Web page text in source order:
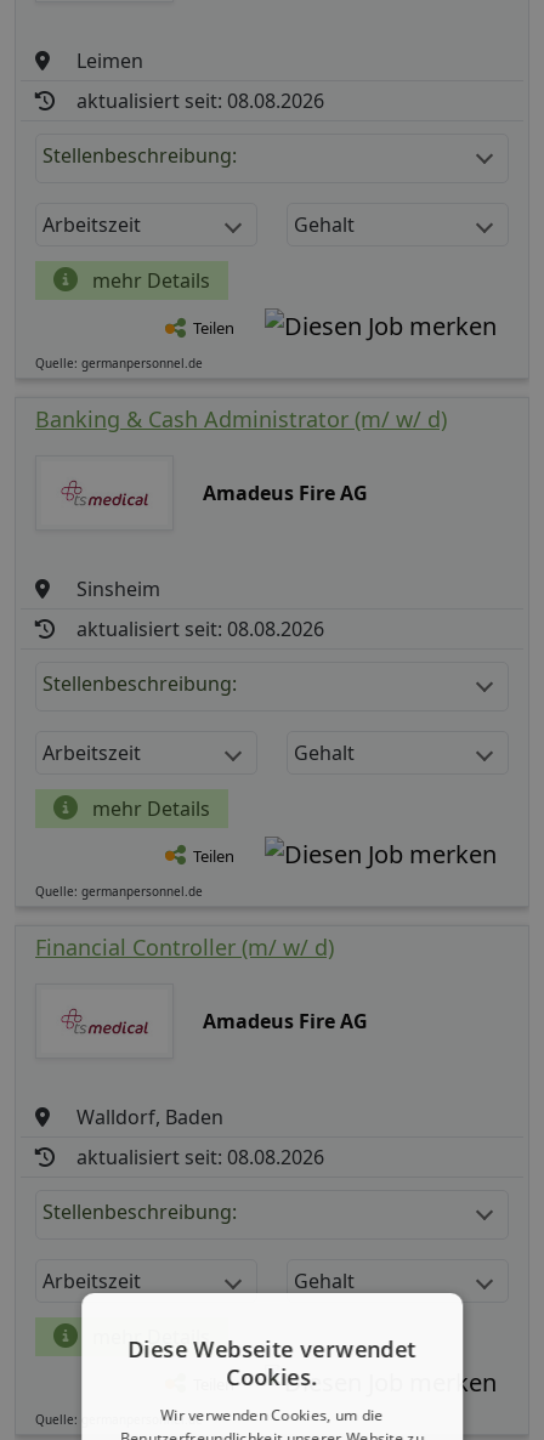
Leimen
aktualisiert seit: 08.08.2026
Stellenbeschreibung:
Arbeitszeit Gehalt
mehr Details
Teilen
Quelle: germanpersonnel.de
Banking & Cash Administrator (m/ w/ d)
Amadeus Fire AG
Sinsheim
aktualisiert seit: 08.08.2026
Stellenbeschreibung:
Arbeitszeit Gehalt
mehr Details
Teilen
Quelle: germanpersonnel.de
Financial Controller (m/ w/ d)
Amadeus Fire AG
Walldorf, Baden
aktualisiert seit: 08.08.2026
Stellenbeschreibung:
Arbeitszeit Gehalt
mehr Details
Teilen
Quelle: germanpersonnel.de
Diese Webseite verwendet
Cookies.
Wir verwenden Cookies, um die